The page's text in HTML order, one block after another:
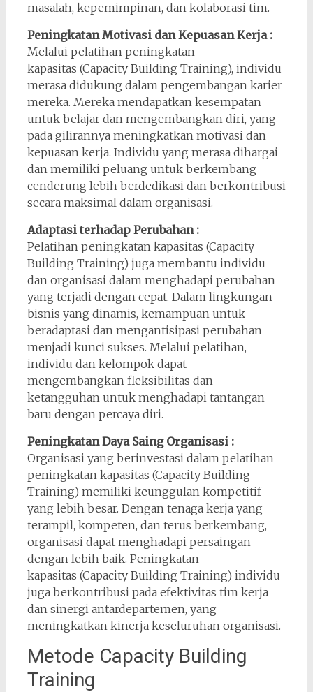
masalah, kepemimpinan, dan kolaborasi tim.
Peningkatan Motivasi dan Kepuasan Kerja :
Melalui pelatihan peningkatan
kapasitas (Capacity Building Training), individu
merasa didukung dalam pengembangan karier
mereka. Mereka mendapatkan kesempatan
untuk belajar dan mengembangkan diri, yang
pada gilirannya meningkatkan motivasi dan
kepuasan kerja. Individu yang merasa dihargai
dan memiliki peluang untuk berkembang
cenderung lebih berdedikasi dan berkontribusi
secara maksimal dalam organisasi.
Adaptasi terhadap Perubahan :
Pelatihan peningkatan kapasitas (Capacity
Building Training) juga membantu individu
dan organisasi dalam menghadapi perubahan
yang terjadi dengan cepat. Dalam lingkungan
bisnis yang dinamis, kemampuan untuk
beradaptasi dan mengantisipasi perubahan
menjadi kunci sukses. Melalui pelatihan,
individu dan kelompok dapat
mengembangkan fleksibilitas dan
ketangguhan untuk menghadapi tantangan
baru dengan percaya diri.
Peningkatan Daya Saing Organisasi :
Organisasi yang berinvestasi dalam pelatihan
peningkatan kapasitas (Capacity Building
Training) memiliki keunggulan kompetitif
yang lebih besar. Dengan tenaga kerja yang
terampil, kompeten, dan terus berkembang,
organisasi dapat menghadapi persaingan
dengan lebih baik. Peningkatan
kapasitas (Capacity Building Training) individu
juga berkontribusi pada efektivitas tim kerja
dan sinergi antardepartemen, yang
meningkatkan kinerja keseluruhan organisasi.
Metode Capacity Building
Training